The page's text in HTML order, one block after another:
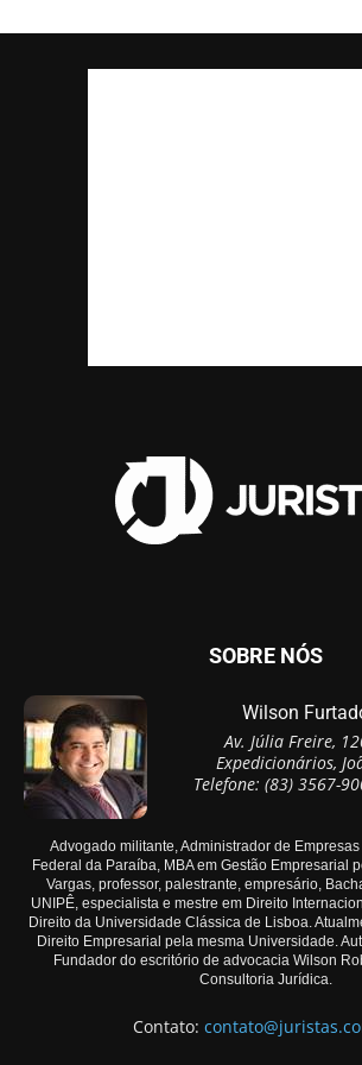
SOBRE NÓS
Wilson
Av. Júlia Freire,
Expedicionários,
Telefone: (83) 3567-
Advogado militante, Administrador de
Federal da Paraíba, MBA em Gestão Empresarial
Vargas, professor, palestrante, empresário,
UNIPÊ, especialista e mestre em Direito
Direito da Universidade Clássica de Lisboa.
Direito Empresarial pela mesma Universidade.
Fundador do escritório de advocacia Wilson
Consultoria Jurídica.
Contato: